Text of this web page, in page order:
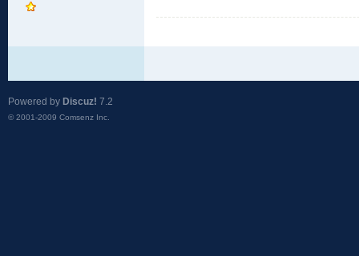
Powered by Discuz! 7.2
© 2001-2009 Comsenz Inc.